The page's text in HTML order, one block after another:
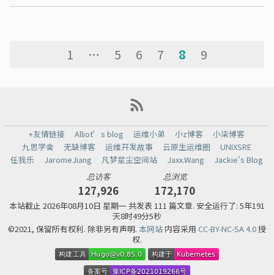
1 … 5 6 7 8 9
+友情链接 Alliot’s blog 运维小弟 小z博客
小柒博客
九思学舍
无缺博客 运维开发故事 云原生运维圈
UNIXSRE
任我乐
JaromeJiang 凡梦星尘空间站 Jaxx.Wang Jackie's Blog
总访客
127,926
总浏览
172,170
本站截止 2026年08月10日 星期一 共发表 111 篇文章. 安全运行了: 5年191
天8时49分5秒
©2021, 保留所有权利. 除非另有声明. 本网站 内容采用 CC-BY-NC-SA 4.0授
权.